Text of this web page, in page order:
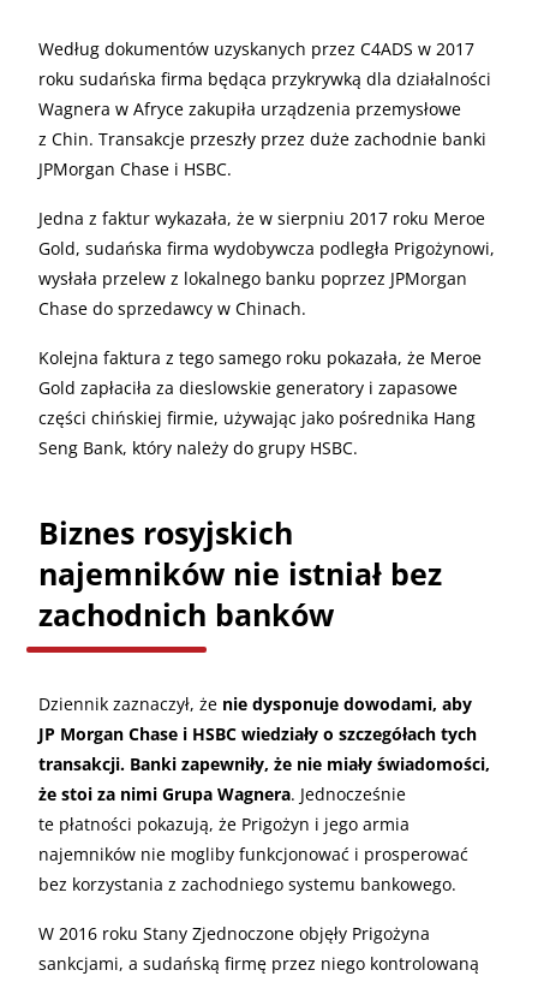
Według dokumentów uzyskanych przez C4ADS w 2017
roku sudańska firma będąca przykrywką dla działalności
Wagnera w Afryce zakupiła urządzenia przemysłowe
z Chin. Transakcje przeszły przez duże zachodnie banki
JPMorgan Chase i HSBC.
Jedna z faktur wykazała, że w sierpniu 2017 roku Meroe
Gold, sudańska firma wydobywcza podległa Prigożynowi,
wysłała przelew z lokalnego banku poprzez JPMorgan
Chase do sprzedawcy w Chinach.
Kolejna faktura z tego samego roku pokazała, że Meroe
Gold zapłaciła za dieslowskie generatory i zapasowe
części chińskiej firmie, używając jako pośrednika Hang
Seng Bank, który należy do grupy HSBC.
Biznes rosyjskich
najemników nie istniał bez
zachodnich banków
Dziennik zaznaczył, że nie dysponuje dowodami, aby
JP Morgan Chase i HSBC wiedziały o szczegółach tych
transakcji. Banki zapewniły, że nie miały świadomości,
że stoi za nimi Grupa Wagnera. Jednocześnie
te płatności pokazują, że Prigożyn i jego armia
najemników nie mogliby funkcjonować i prosperować
bez korzystania z zachodniego systemu bankowego.
W 2016 roku Stany Zjednoczone objęły Prigożyna
sankcjami, a sudańską firmę przez niego kontrolowaną